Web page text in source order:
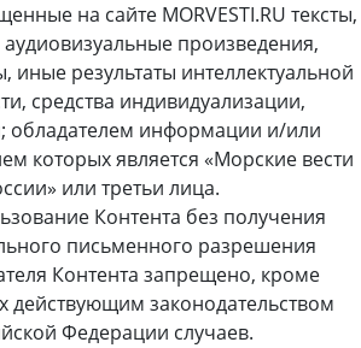
на сайте MORVESTI.RU тексты,
произведения,
иные результаты интеллектуальной
средства индивидуализации,
обладателем информации и/или
которых является «Морские вести
или третьи лица.
Контента без получения
письменного разрешения
Контента запрещено, кроме
действующим законодательством
Федерации случаев.